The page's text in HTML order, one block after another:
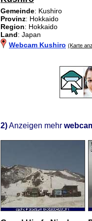
Gemeinde: Kushiro
Provinz: Hokkaido
Region: Hokkaido
Land: Japan
Webcam Kushiro (Karte
2)Anzeigen mehr